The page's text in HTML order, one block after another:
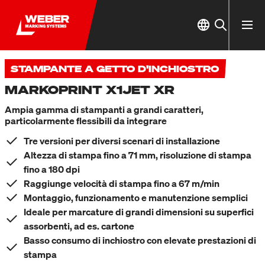
STAMPANTE A GETTO D'INCHIOSTRO
MARKOPRINT X1JET XR
Ampia gamma di stampanti a grandi caratteri,
particolarmente flessibili da integrare
Tre versioni per diversi scenari di installazione
Altezza di stampa fino a 71 mm, risoluzione di stampa
fino a 180 dpi
Raggiunge velocità di stampa fino a 67 m/min
Montaggio, funzionamento e manutenzione semplici
Ideale per marcature di grandi dimensioni su superfici
assorbenti, ad es. cartone
Basso consumo di inchiostro con elevate prestazioni di
stampa